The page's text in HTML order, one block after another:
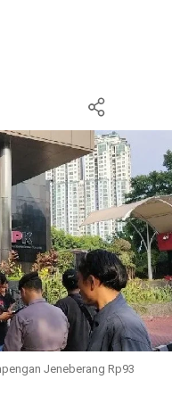
Jeneberang Rp93